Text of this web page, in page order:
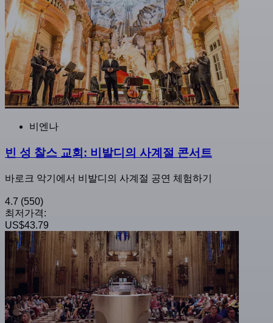
비엔나
빈 성 찰스 교회: 비발디의 사계절 콘서트
바로크 악기에서 비발디의 사계절 공연 체험하기
4.7 (550)
최저가격:
US$43.79